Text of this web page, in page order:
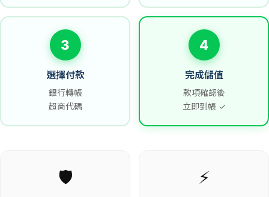
3
選擇付款
銀行轉帳
超商代碼
4
完成儲值
款項確認後
立即到帳 ✓
🛡️ ⚡